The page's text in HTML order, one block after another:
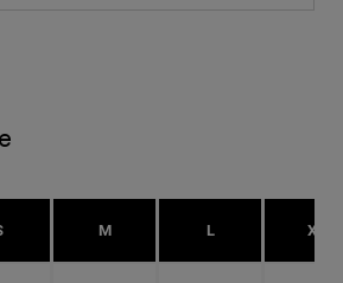
M L XL